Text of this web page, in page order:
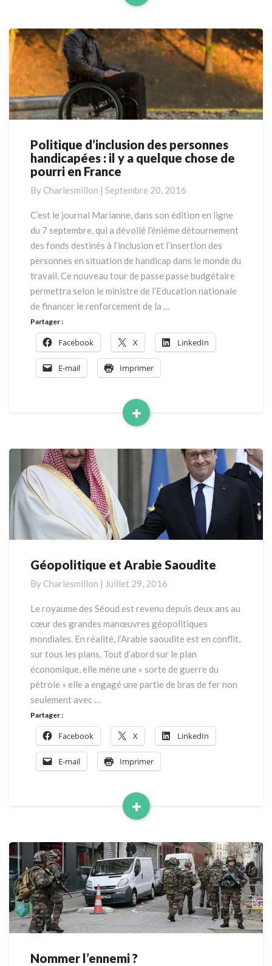
Read
Politique
d’inclusion
des
handicapées
:
y
a
quelque
chose
de
pourri
en
France
Politique d’inclusion des personnes
handicapées : il y a quelque chose de
pourri en France
By Charlesmillon | Septembre 20, 2016
C’est le journal Marianne, dans son édition en ligne
du 7 septembre, qui a dévoilé l’énième détournement
des fonds destinés à l’inclusion et l’insertion des
personnes en situation de handicap dans le monde du
travail. Ce nouveau tour de passe passe budgétaire
permettra selon le ministre de l’Education nationale
de financer le renforcement de la …
+
Read
Partager :
Facebook X LinkedIn
E-mail Imprimer
Géopolitique
Arabie
Saoudite
Géopolitique et Arabie Saoudite
By Charlesmillon | Juillet 29, 2016
Le royaume des Séoud est revenu depuis deux ans au
cœur des grandes manœuvres géopolitiques
mondiales. En réalité, l’Arabie saoudite est en conflit,
sur tous les plans. Tout d’abord sur le plan
économique, elle mène une « sorte de guerre du
pétrole » elle a engagé une partie de bras de fer non
seulement avec …
+
Read
Partager :
Facebook X LinkedIn
E-mail Imprimer
Nommer
Nommer l’ennemi ?